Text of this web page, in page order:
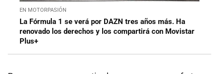
EN MOTORPASIÓN
La Fórmula 1 se verá por DAZN tres años más. Ha
renovado los derechos y los compartirá con Movistar
Plus+